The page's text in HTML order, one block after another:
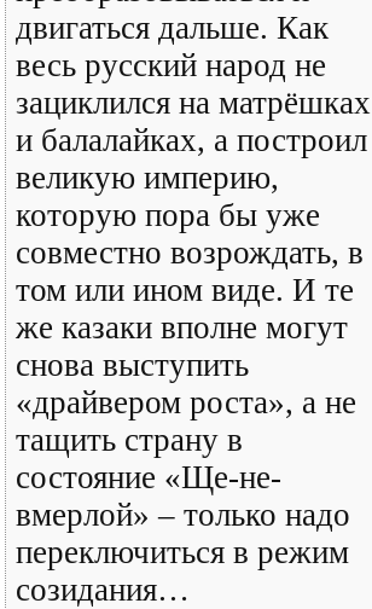
двигаться дальше. Как
весь русский народ не
зациклился на матрёшках
и балалайках, а построил
великую империю,
которую пора бы уже
совместно возрождать, в
том или ином виде. И те
же казаки вполне могут
снова выступить
«драйвером роста», а не
тащить страну в
состояние «Ще-не-
вмерлой» – только надо
переключиться в режим
созидания…